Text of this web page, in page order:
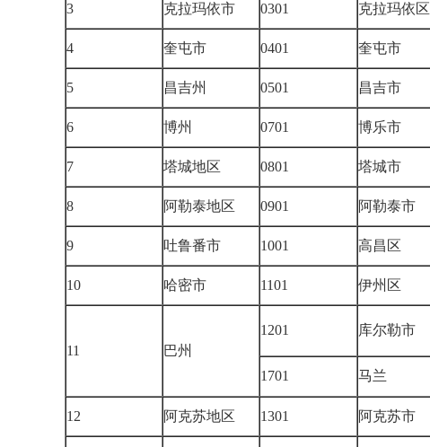
3 克拉玛依市 0301 克拉玛依区
4 奎屯市 0401 奎屯市
5 昌吉州 0501 昌吉市
6 博州 0701 博乐市
7 塔城地区 0801 塔城市
8 阿勒泰地区 0901 阿勒泰市
9 吐鲁番市 1001 高昌区
10 哈密市 1101 伊州区
11 巴州
1201 库尔勒市
1701 马兰
12 阿克苏地区 1301 阿克苏市